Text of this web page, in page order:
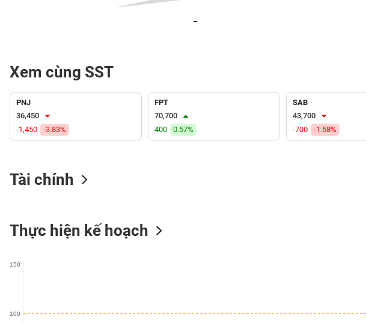
Xem cùng SST
PNJ
36,450
-1,450
-3.83%
FPT
70,700
400
0.57%
SAB
43,700
-700
-1.58%
Tài chính
Thực hiện kế hoạch
100
150
Ngành
(-)
VS-
SECTOR